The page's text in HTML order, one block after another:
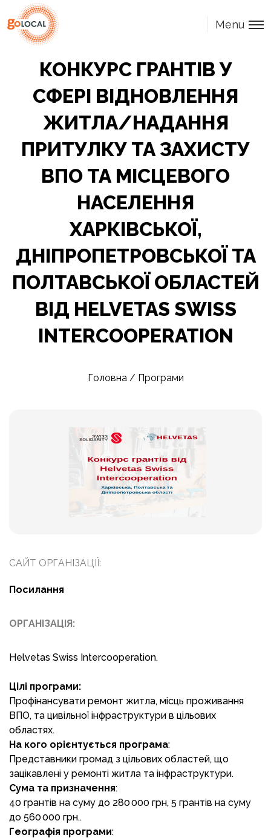
Menu
КОНКУРС ГРАНТІВ У
СФЕРІ ВІДНОВЛЕННЯ
ЖИТЛА/НАДАННЯ
ПРИТУЛКУ ТА ЗАХИСТУ
ВПО ТА МІСЦЕВОГО
НАСЕЛЕННЯ
ХАРКІВСЬКОЇ,
ДНІПРОПЕТРОВСЬКОЇ ТА
ПОЛТАВСЬКОЇ ОБЛАСТЕЙ
ВІД HELVETAS SWISS
INTERCOOPERATION
Головна/ Програми
САЙТ ОРГАНІЗАЦІЇ:
Посилання
ОРГАНІЗАЦІЯ:
Helvetas Swiss Intercooperation.
Цілі програми:
Профінансувати ремонт житла, місць проживання
ВПО, та цивільної інфраструктури в цільових
областях.
На кого орієнтується програма:
Представники громад з цільових областей, що
зацікавлені у ремонті житла та інфраструктури.
Сума та призначення:
40 грантів на суму до 280 000 грн, 5 грантів на суму
до 560 000 грн..
Географія програми: